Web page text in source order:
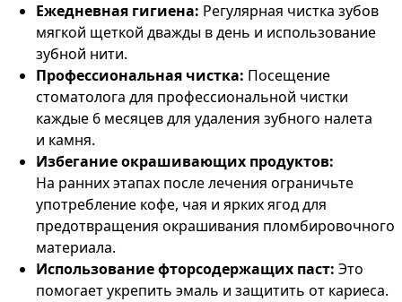
Ежедневная гигиена: Регулярная чистка зубов
мягкой щеткой дважды в день и использование
зубной нити.
Профессиональная чистка: Посещение
стоматолога для профессиональной чистки
каждые 6 месяцев для удаления зубного налета
и камня.
Избегание окрашивающих продуктов:
На ранних этапах после лечения ограничьте
употребление кофе, чая и ярких ягод для
предотвращения окрашивания пломбировочного
материала.
Использование фторсодержащих паст: Это
помогает укрепить эмаль и защитить от кариеса.